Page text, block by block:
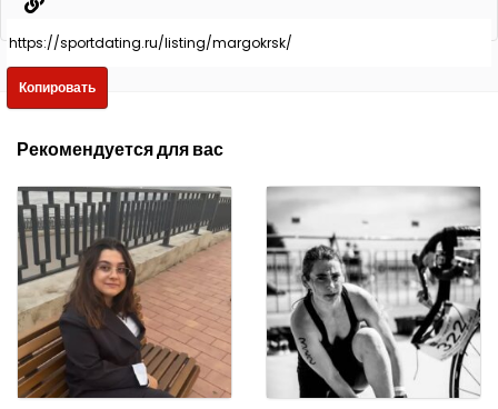
Копировать
Рекомендуется для вас